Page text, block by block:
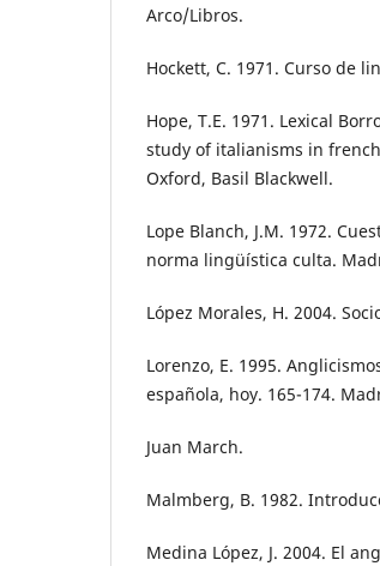
Arco/Libros.
Hockett, C. 1971. Curso de
Hope, T.E. 1971. Lexical
study of italianisms in
Oxford, Basil Blackwell.
Lope Blanch, J.M. 1972.
norma lingüística culta.
López Morales, H. 2004.
Lorenzo, E. 1995.
española, hoy. 165-174.
Juan March.
Malmberg, B. 1982.
Medina López, J. 2004. El